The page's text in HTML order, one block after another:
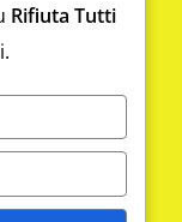
con il
Rifiuta Tutti